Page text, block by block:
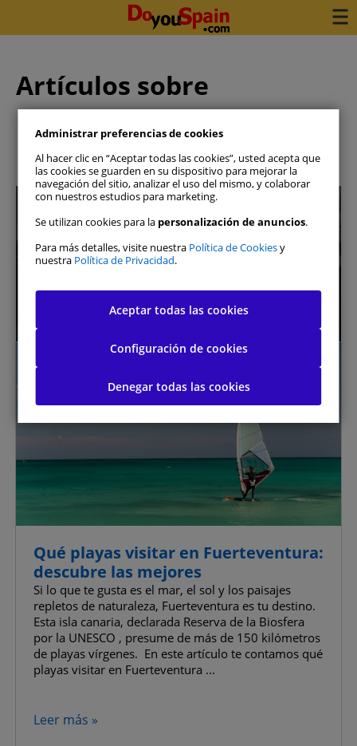
Artículos sobre
Fuerteventura
Fuerteventura
Qué playas visitar en Fuerteventura:
descubre las mejores
Si lo que te gusta es el mar, el sol y los paisajes
repletos de naturaleza, Fuerteventura es tu destino.
Esta isla canaria, declarada Reserva de la Biosfera
por la UNESCO , presume de más de 150 kilómetros
de playas vírgenes. En este artículo te contamos qué
playas visitar en Fuerteventura ...
Leer más »
Administrar preferencias de cookies
Al hacer clic en “Aceptar todas las cookies”, usted acepta que
las cookies se guarden en su dispositivo para mejorar la
navegación del sitio, analizar el uso del mismo, y colaborar
con nuestros estudios para marketing.
Se utilizan cookies para la personalización de anuncios.
Para más detalles, visite nuestra Política de Cookiesy
nuestra Política de Privacidad.
Configuración de cookies
Denegar todas las cookies
Aceptar todas las cookies
Cookies estrictamente necesarias Activas siempre
Cookies de rendimiento
Cookies de publicidad
Cookies de publicidad avanzada